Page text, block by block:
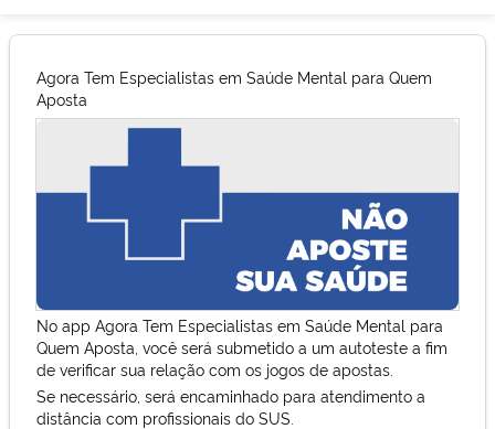
Agora Tem Especialistas em Saúde Mental para Quem
Aposta
No app Agora Tem Especialistas em Saúde Mental para
Quem Aposta, você será submetido a um autoteste a fim
de verificar sua relação com os jogos de apostas.
Se necessário, será encaminhado para atendimento a
distância com profissionais do SUS.